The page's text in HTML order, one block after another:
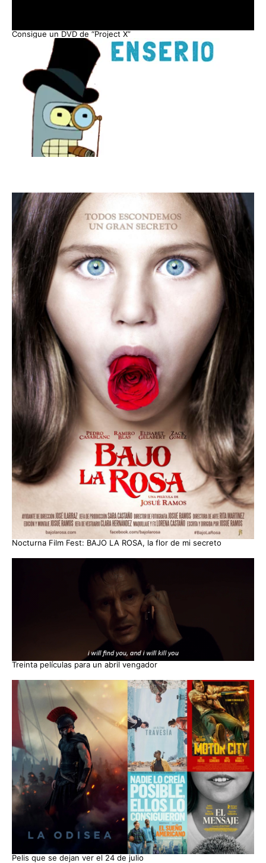
Consigue un DVD de “Project X”
Nocturna Film Fest: BAJO LA ROSA, la flor de mi secreto
Treinta películas para un abril vengador
Pelis que se dejan ver el 24 de julio